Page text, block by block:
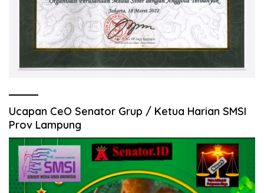
Ucapan CeO Senator Grup / Ketua Harian SMSI
Prov Lampung